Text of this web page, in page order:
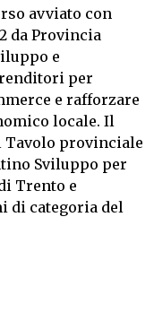
avviato con
da Provincia
e
per
e rafforzare
locale. Il
provinciale
Sviluppo per
Trento e
di categoria del